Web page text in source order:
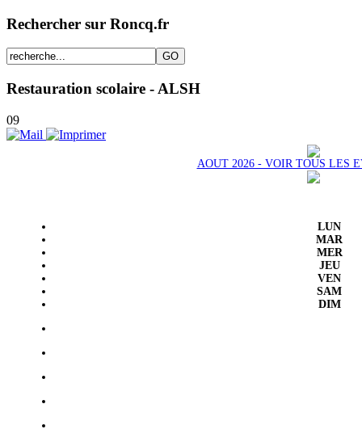
Rechercher sur Roncq.fr
Restauration scolaire - ALSH
09
AOUT 2026 - VOIR TOUS LES
LUN
MAR
MER
JEU
VEN
SAM
DIM